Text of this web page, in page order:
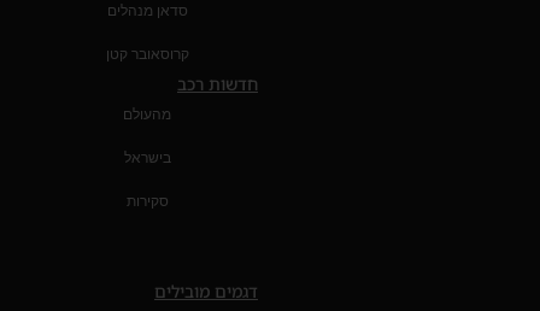
סדאן מנהלים
קרוסאובר קטן
חדשות רכב
מהעולם
בישראל
סקירות
דגמים מובילים